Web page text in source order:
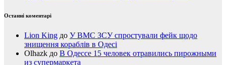
Останні коментарі
Lion King до У ВМС ЗСУ спростували фейк щодо
знищення кораблів в Одесі
Olhazk до В Одессе 15 человек отравились пирожными
из супермаркета